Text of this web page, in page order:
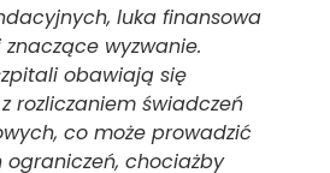
luka finansowa
znaczące wyzwanie.
obawiają się
rozliczaniem świadczeń
co może prowadzić
ograniczeń, chociażby